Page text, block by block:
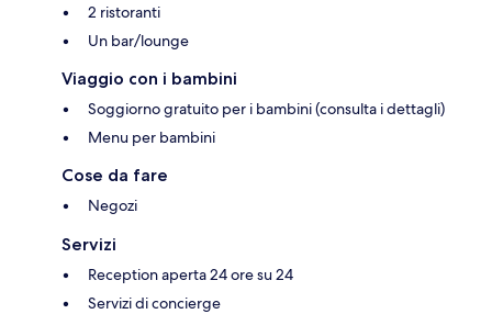
2 ristoranti
Un bar/lounge
Viaggio con i bambini
Soggiorno gratuito per i bambini (consulta i dettagli)
Menu per bambini
Cose da fare
Negozi
Servizi
Reception aperta 24 ore su 24
Servizi di concierge